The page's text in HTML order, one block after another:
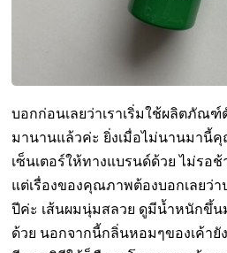
บอกก่อนเลยว่าเราเริ่มใช้ผลิตภัณ
มานานแล้วค่ะ ยิ่งเมื่อไม่นานมานี้คุ
เซ็นเตอร์ให้ทางแบรนด์ด้วย ไม่รอ
แต่เรื่องของคุณภาพต้องบอกเลยว่
ปีค่ะ เส้นผมนุ่มสลวย ดูมีน้ำหนักขึ้
ด้วย นอกจากนี้กลิ่นหอมๆของเค้า